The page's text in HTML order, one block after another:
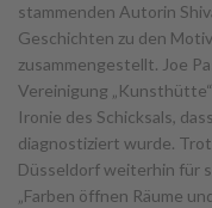
stammenden Autorin
Geschichten zu den
zusammengestellt. Joe
Vereinigung
Ironie des Schicksals,
diagnostiziert wurde.
Düsseldorf weiterhin für
„Farben öffnen Räume